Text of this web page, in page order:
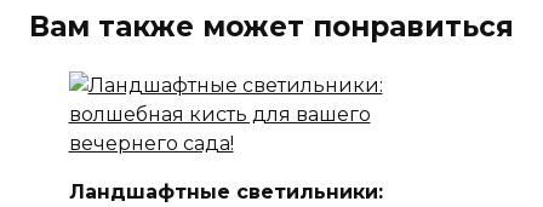
Вам также может понравиться
Ландшафтные светильники: